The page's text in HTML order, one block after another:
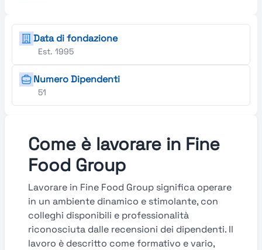
Data di fondazione
Est. 1995
Numero Dipendenti
51
Come è lavorare in Fine
Food Group
Lavorare in Fine Food Group significa operare
in un ambiente dinamico e stimolante, con
colleghi disponibili e professionalità
riconosciuta dalle recensioni dei dipendenti. Il
lavoro è descritto come formativo e vario,